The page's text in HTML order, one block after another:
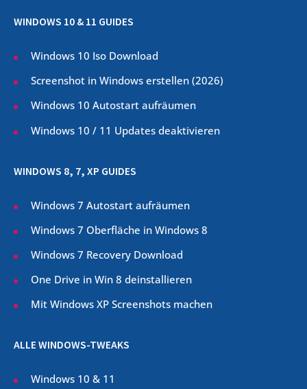
WINDOWS 10 & 11 GUIDES
Windows 10 Iso Download
Screenshot in Windows erstellen (2026)
Windows 10 Autostart aufräumen
Windows 10 / 11 Updates deaktivieren
WINDOWS 8, 7, XP GUIDES
Windows 7 Autostart aufräumen
Windows 7 Oberfläche in Windows 8
Windows 7 Recovery Download
One Drive in Win 8 deinstallieren
Mit Windows XP Screenshots machen
ALLE WINDOWS-TWEAKS
Windows 10 & 11